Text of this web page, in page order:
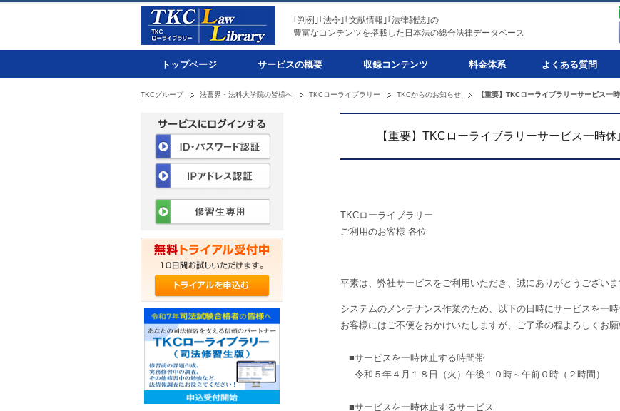
｢判例｣｢法令｣｢文献情報｣｢法律雑誌｣の
豊富なコンテンツを搭載した日本法の総合法律データベース
トップページ サービスの概要 収録コンテンツ 料金体系 よくある質問
TKCグループ 法曹界・法科大学院の皆様へ TKCローライブラリー TKCからのお知らせ 【重要】TKCローライブラリーサービス一
【重要】TKCローライブラリーサービス一時
TKCローライブラリー
ご利用のお客様 各位
平素は、弊社サービスをご利用いただき、誠にありがとうございま
システムのメンテナンス作業のため、以下の日時にサービスを一時
お客様にはご不便をおかけいたしますが、ご了承の程よろしくお願
■サービスを一時休止する時間帯
令和５年４月１８日（火）午後１０時～午前０時（２時間）
■サービスを一時休止するサービス